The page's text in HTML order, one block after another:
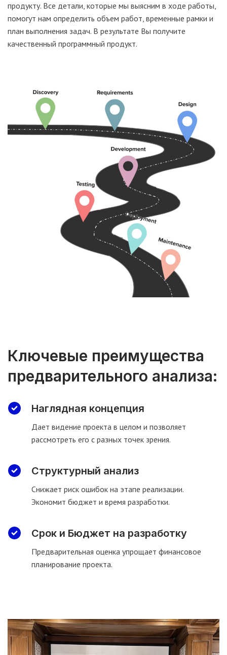
продукту. Все детали, которые мы выясним в ходе работы,
помогут нам определить объем работ, временные рамки и
план выполнения задач. В результате Вы получите
качественный программный продукт.
Ключевые преимущества
предварительного анализа:
Наглядная концепция
Дает видение проекта в целом и позволяет
рассмотреть его с разных точек зрения.
Структурный анализ
Снижает риск ошибок на этапе реализации.
Экономит бюджет и время разработки.
Срок и Бюджет на разработку
Предварительная оценка упрощает финансовое
планирование проекта.